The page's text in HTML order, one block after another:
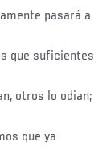
pasará a
que suficientes
otros lo odian;
que ya